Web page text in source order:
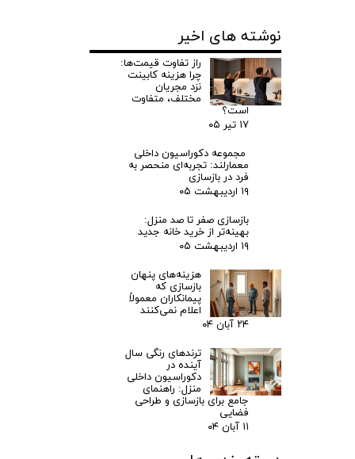
نوشته های اخیر
راز تفاوت قیمت‌ها:
چرا هزینه کابینت
نزد مجریان
مختلف، متفاوت
است؟
۱۷ تیر ۰۵
مجموعه دکوراسیون داخلی
معمارلند: تجربه‌ای منحصر به
فرد در بازسازی
۱۹ اردیبهشت ۰۵
بازسازی صفر تا صد منزل:
بهینه‌تر از خرید خانه جدید
۱۹ اردیبهشت ۰۵
هزینه‌های پنهان
بازسازی که
پیمانکاران معمولاً
اعلام نمی‌کنند
۲۴ آبان ۰۴
ترندهای رنگی سال
آینده در
دکوراسیون داخلی
منزل: راهنمای
جامع برای بازسازی و طراحی
فضایی
۱۱ آبان ۰۴